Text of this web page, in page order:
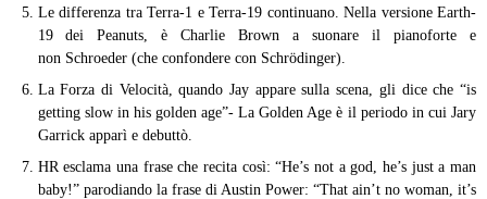
Le differenza tra Terra-1 e Terra-19 continuano. Nella versione Earth-
19 dei Peanuts, è Charlie Brown a suonare il pianoforte e
non Schroeder (che confondere con Schrödinger).
La Forza di Velocità, quando Jay appare sulla scena, gli dice che “is
getting slow in his golden age”- La Golden Age è il periodo in cui Jary
Garrick apparì e debuttò.
HR esclama una frase che recita così: “He’s not a god, he’s just a man
baby!” parodiando la frase di Austin Power: “That ain’t no woman, it’s